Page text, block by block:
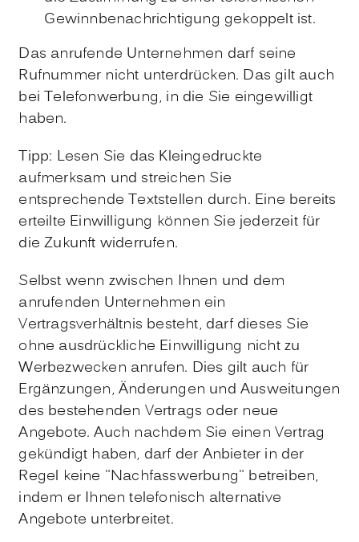
Gewinnbenachrichtigung gekoppelt ist.
Das anrufende Unternehmen darf seine
Rufnummer nicht unterdrücken. Das gilt auch
bei Telefonwerbung, in die Sie eingewilligt
haben.
Tipp: Lesen Sie das Kleingedruckte
aufmerksam und streichen Sie
entsprechende Textstellen durch. Eine bereits
erteilte Einwilligung können Sie jederzeit für
die Zukunft widerrufen.
Selbst wenn zwischen Ihnen und dem
anrufenden Unternehmen ein
Vertragsverhältnis besteht, darf dieses Sie
ohne ausdrückliche Einwilligung nicht zu
Werbezwecken anrufen. Dies gilt auch für
Ergänzungen, Änderungen und Ausweitungen
des bestehenden Vertrags oder neue
Angebote.Auch nachdem Sie einen Vertrag
gekündigt haben, darf der Anbieter in der
Regel keine "Nachfasswerbung" betreiben,
indem er Ihnen telefonisch alternative
Angebote unterbreitet.